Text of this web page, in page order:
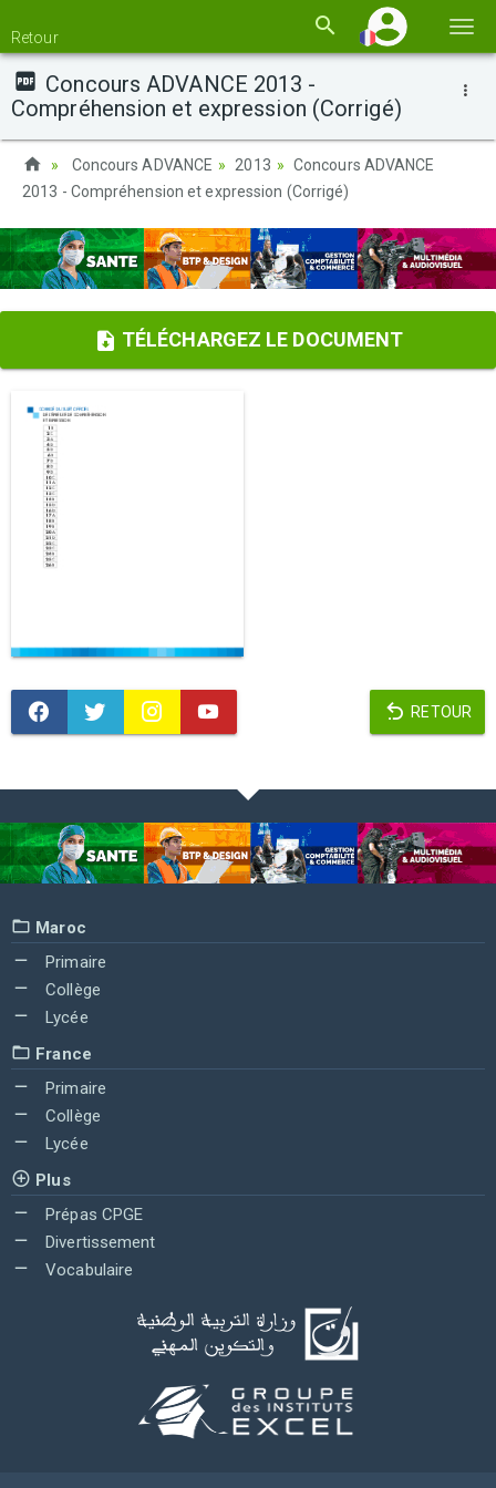
la
Retour
Concours ADVANCE 2013 -
Compréhension et expression (Corrigé)
Concours ADVANCE 2013
Concours ADVANCE
2013 - Compréhension et expression (Corrigé)
TÉLÉCHARGEZ LE DOCUMENT
RETOUR
Maroc
Primaire
Collège
Lycée
France
Primaire
Collège
Lycée
Plus
Prépas CPGE
Divertissement
Vocabulaire